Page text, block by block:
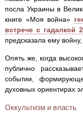
посла Украины в
книге «Моя война»
встрече с гадалкой
предсказала ему
Опять же, когда
публично
событии,
духовных ориентирах
Оккультизм и власть